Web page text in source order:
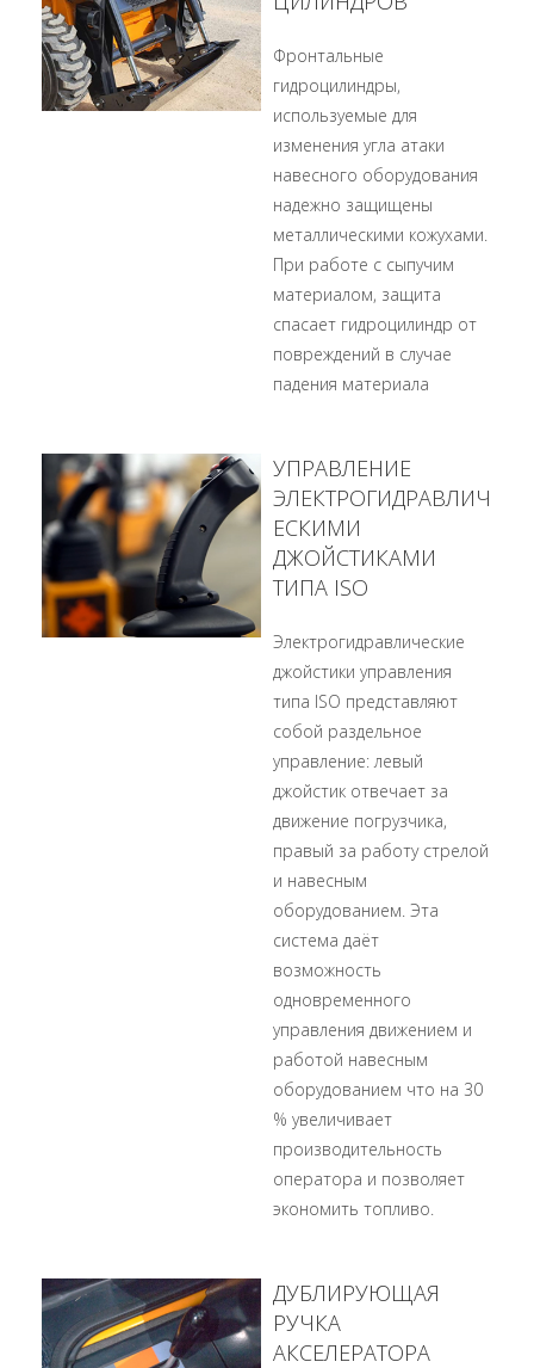
Фронтальные
гидроцилиндры,
используемые для
изменения угла атаки
навесного оборудования
надежно защищены
металлическими кожухами.
При работе с сыпучим
материалом, защита
спасает гидроцилиндр от
повреждений в случае
падения материала
УПРАВЛЕНИЕ
ЭЛЕКТРОГИДРАВЛИЧ
ЕСКИМИ
ДЖОЙСТИКАМИ
ТИПА ISO
Электрогидравлические
джойстики управления
типа ISO представляют
собой раздельное
управление: левый
джойстик отвечает за
движение погрузчика,
правый за работу стрелой
и навесным
оборудованием. Эта
система даёт
возможность
одновременного
управления движением и
работой навесным
оборудованием что на 30
% увеличивает
производительность
оператора и позволяет
экономить топливо.
ДУБЛИРУЮЩАЯ
РУЧКА
АКСЕЛЕРАТОРА